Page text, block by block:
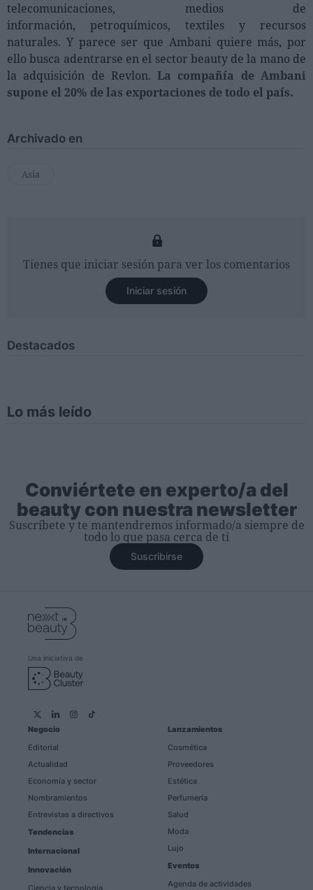
telecomunicaciones, medios de
información, petroquímicos, textiles y recursos
naturales. Y parece ser que Ambani quiere más, por
ello busca adentrarse en el sector beauty de la mano de
la adquisición de Revlon.La compañía de Ambani
supone el 20% de las exportaciones de todo el país.
Archivado en
Asia
Tienes que iniciar sesión para ver los comentarios
Iniciar sesión
Destacados
Lo más leído
Conviértete en experto/a del
beauty con nuestra newsletter
Suscríbete y te mantendremos informado/a siempre de
todo lo que pasa cerca de ti
Suscribirse
Una iniciativa de
Negocio
Editorial
Actualidad
Economía y sector
Nombramientos
Entrevistas a directivos
Tendencias
Internacional
Innovación
Ciencia y tecnología
Lanzamientos
Cosmética
Proveedores
Estética
Perfumería
Salud
Moda
Lujo
Eventos
Agenda de actividades